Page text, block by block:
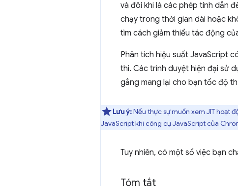
và đôi khi là các phép tính dẫn
chạy trong thời gian dài hoặc
tìm cách giảm thiểu tác động
Phân tích hiệu suất JavaScript
thi. Các trình duyệt hiện đại sử
gắng mang lại cho bạn tốc độ
Lưu ý:Nếu thực sự muốn xem JIT hoạt
JavaScript khi công cụ JavaScript của
Tuy nhiên, có một số việc bạn
Tóm tắt